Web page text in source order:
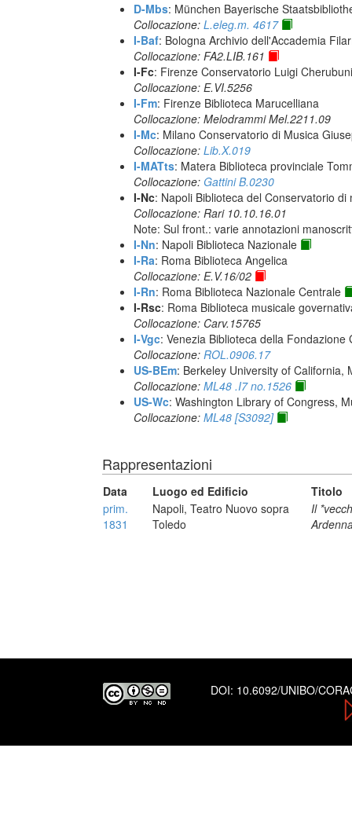
D-Mbs: München Bayerische
Collocazione: L.eleg.m. 4617
I-Baf: Bologna Archivio dell'Accademia
Collocazione: FA2.LIB.161
I-Fc: Firenze Conservatorio Luigi Cherubuni
Collocazione: E.VI.5256
I-Fm: Firenze Biblioteca Marucelliana
Collocazione: Melodrammi Mel.2211.09
I-Mc: Milano Conservatorio di Musica
Collocazione: Lib.X.019
I-MATts: Matera Biblioteca provinciale
Collocazione: Gattini B.0230
I-Nc: Napoli Biblioteca del Conservatorio
Collocazione: Rari 10.10.16.01
Note: Sul front.: varie annotazioni
I-Nn: Napoli Biblioteca Nazionale
I-Ra: Roma Biblioteca Angelica
Collocazione: E.V.16/02
I-Rn: Roma Biblioteca Nazionale Centrale
I-Rsc: Roma Biblioteca musicale
Collocazione: Carv.15765
I-Vgc: Venezia Biblioteca della Fondazione
Collocazione: ROL.0906.17
US-BEm: Berkeley University of California,
Collocazione: ML48 .I7 no.1526
US-Wc: Washington Library of Congress,
Collocazione: ML48 [S3092]
Rappresentazioni
Data Luogo ed Edificio
Titolo
prim.
1831
Napoli, Teatro Nuovo sopra
Toledo
Il
DOI: 10.6092/UNIBO/